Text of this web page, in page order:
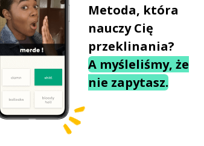
Metoda, która
nauczy Cię
przeklinania?
A myśleliśmy, że
nie zapytasz.